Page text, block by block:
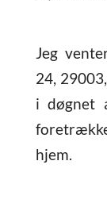
Jeg
24,
i døgnet
hjem.